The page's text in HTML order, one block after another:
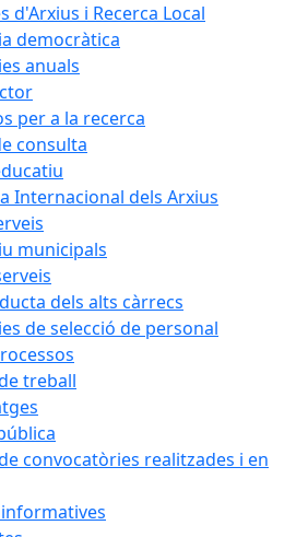
d'Arxius i Recerca Local
democràtica
anuals
per a la recerca
consulta
Internacional dels Arxius
municipals
dels alts càrrecs
de selecció de personal
treball
convocatòries realitzades i en